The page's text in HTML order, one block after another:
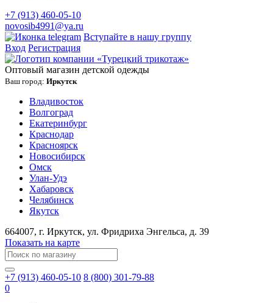
+7 (913) 460-05-10
novosib4991@ya.ru
Вступайте в нашу группу
Вход Регистрация
Оптовый магазин детской одежды
Ваш город: Иркутск
Владивосток
Волгоград
Екатеринбург
Краснодар
Красноярск
Новосибирск
Омск
Улан-Удэ
Хабаровск
Челябинск
Якутск
664007, г. Иркутск, ул. ​Фридриха Энгельса, д. 39
Показать на карте
+7 (913) 460-05-10 8 (800) 301-79-88
0